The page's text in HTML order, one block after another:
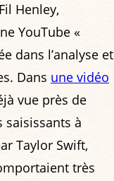
Henley,
YouTube «
dans l’analyse et
Dans une vidéo
vue près de
saisissants à
Taylor Swift,
très